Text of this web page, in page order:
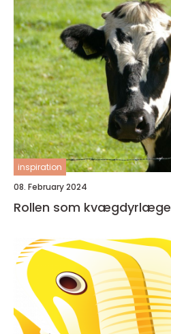
inspiration
08. February 2024
Rollen som kvægdyrlæge